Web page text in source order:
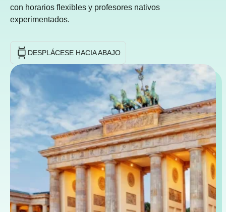
con horarios flexibles y profesores nativos
experimentados.
DESPLÁCESE HACIA ABAJO